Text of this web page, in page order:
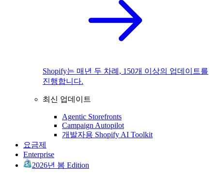
Shopify는 매년 두 차례, 150개 이상의 업데이트를
진행합니다.
최신 업데이트
Agentic Storefronts
Campaign Autopilot
개발자용 Shopify AI Toolkit
요금제
Enterprise
2026년 봄 Edition